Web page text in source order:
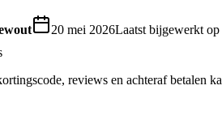
20 mei 2026Laatst bijgewerkt op
reviews en achteraf betalen